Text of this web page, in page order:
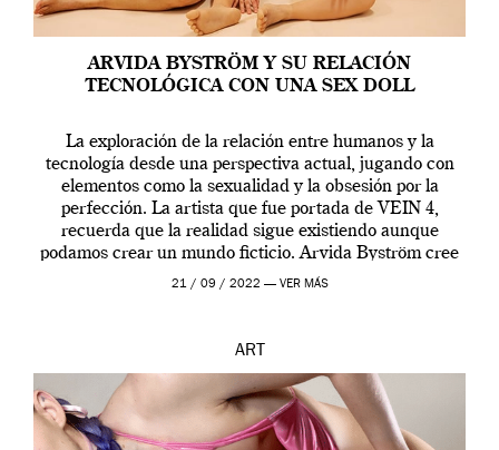
ARVIDA BYSTRÖM Y SU RELACIÓN
TECNOLÓGICA CON UNA SEX DOLL
La exploración de la relación entre humanos y la
tecnología desde una perspectiva actual, jugando con
elementos como la sexualidad y la obsesión por la
perfección. La artista que fue portada de VEIN 4,
recuerda que la realidad sigue existiendo aunque
podamos crear un mundo ficticio. Arvida Byström cree
que los humanos tienen un complejo […]
21 / 09 / 2022 — VER MÁS
ART